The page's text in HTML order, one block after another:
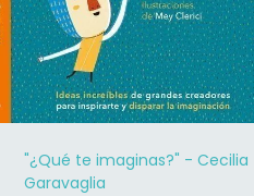
"¿Qué te imaginas?" - Cecilia
Garavaglia